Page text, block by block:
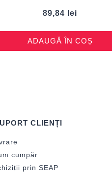
89,84 lei
ADAUGĂ ÎN COȘ
CLIENȚI
cumpăr
prin SEAP